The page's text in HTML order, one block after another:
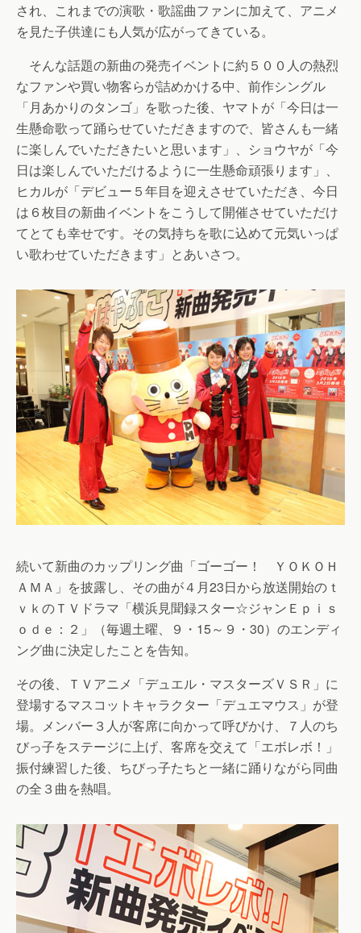
され、これまでの演歌・歌謡曲ファンに加えて、アニメ
を見た子供達にも人気が広がってきている。
そんな話題の新曲の発売イベントに約５００人の熱烈
なファンや買い物客らが詰めかける中、前作シングル
「月あかりのタンゴ」を歌った後、ヤマトが「今日は一
生懸命歌って踊らせていただきますので、皆さんも一緒
に楽しんでいただきたいと思います」、ショウヤが「今
日は楽しんでいただけるように一生懸命頑張ります」、
ヒカルが「デビュー５年目を迎えさせていただき、今日
は６枚目の新曲イベントをこうして開催させていただけ
てとても幸せです。その気持ちを歌に込めて元気いっぱ
い歌わせていただきます」とあいさつ。
続いて新曲のカップリング曲「ゴーゴー！ ＹＯＫＯＨ
ＡＭＡ」を披露し、その曲が４月23日から放送開始のｔ
ｖｋのＴＶドラマ「横浜見聞録スター☆ジャンＥｐｉｓ
ｏｄｅ：２」（毎週土曜、９・15～９・30）のエンディ
ング曲に決定したことを告知。
その後、ＴＶアニメ「デュエル・マスターズＶＳＲ」に
登場するマスコットキャラクター「デュエマウス」が登
場。メンバー３人が客席に向かって呼びかけ、７人のち
びっ子をステージに上げ、客席を交えて「エボレボ！」
振付練習した後、ちびっ子たちと一緒に踊りながら同曲
の全３曲を熱唱。